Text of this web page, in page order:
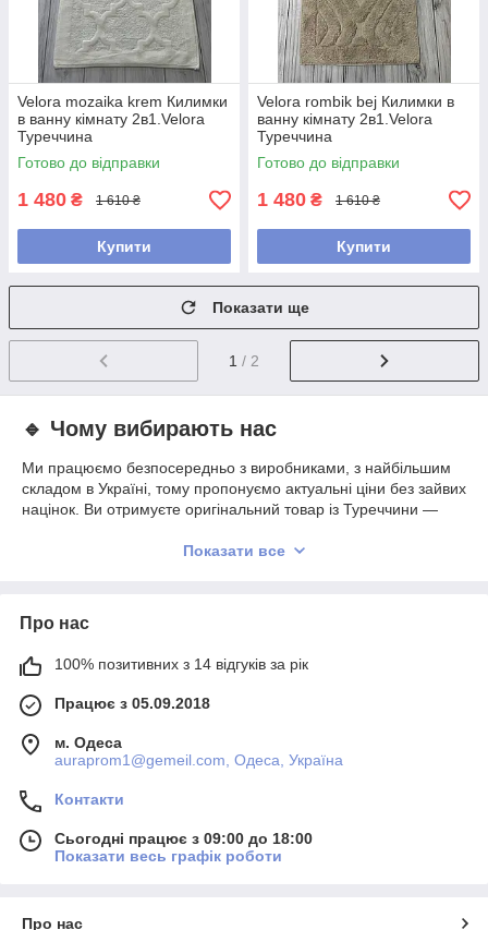
Velora mozaika krem Килимки
в ванну кімнату 2в1.Velora
Туреччина
Готово до відправки
1 480 ₴ 1 610 ₴
Купити
Velora rombik bej Килимки в
ванну кімнату 2в1.Velora
Туреччина
Готово до відправки
1 480 ₴ 1 610 ₴
Купити
Показати ще
1 / 2
🔹 Чому вибирають нас
Ми працюємо безпосередньо з виробниками, з найбільшим
складом в Україні, тому пропонуємо актуальні ціни без зайвих
націнок. Ви отримуєте оригінальний товар із Туреччини —
✔ тільки 100% оригінальна продукція
🔹 Сервіс і доставка
• Весь товар є в наявності
• Швидко відповідаємо на повідомлення
• Відсилання щодня (крім п'яти)
• Закази, оформлені доометра — вирушають того ж дня
🚚 Безплатна доставка по Україні під час замовлення від 3000
Показати все
Про нас
100% позитивних з 14 відгуків за рік
Працює з 05.09.2018
м. Одеса
auraprom1@gemeil.com, Одеса, Україна
Контакти
Сьогодні працює з 09:00 до 18:00
Показати весь графік роботи
Про нас